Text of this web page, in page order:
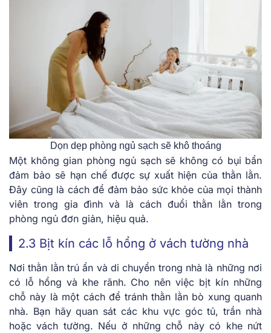
Dọn dẹp phòng ngủ sạch sẽ khô thoáng
Một không gian phòng ngủ sạch sẽ không có bụi bẩn
đảm bảo sẽ hạn chế được sự xuất hiện của thằn lằn.
Đây cũng là cách để đảm bảo sức khỏe của mọi thành
viên trong gia đình và là cách đuổi thằn lằn trong
phòng ngủ đơn giản, hiệu quả.
2.3 Bịt kín các lỗ hổng ở vách tường nhà
Nơi thằn lằn trú ẩn và di chuyển trong nhà là những nơi
có lỗ hổng và khe rãnh. Cho nên việc bịt kín những
chỗ này là một cách để tránh thằn lằn bò xung quanh
nhà. Bạn hãy quan sát các khu vực góc tủ, trần nhà
hoặc vách tường. Nếu ở những chỗ này có khe nứt